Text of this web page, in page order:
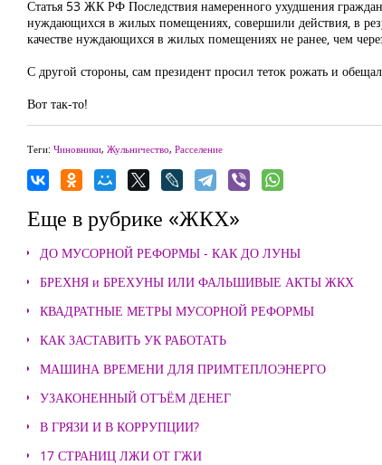
Статья 53 ЖК РФ Последствия намеренного ухудшения
нуждающихся в жилых помещениях, совершили действия, в
качестве нуждающихся в жилых помещениях не ранее, чем
С другой стороны, сам президент просил теток рожать и
Вот так-то!
Теги: Чиновники, Жульничество, Расселение
Еще в рубрике «ЖКХ»
ДО МУСОРНОЙ РЕФОРМЫ - КАК ДО ЛУНЫ
БРЕХНЯ и БРЕХУНЫ ИЛИ ФАЛЬШИВЫЕ АКТЫ ЖКХ
КВАДРАТНЫЕ МЕТРЫ МУСОРНОЙ РЕФОРМЫ
КАК ЗАСТАВИТЬ УК РАБОТАТЬ
МАШИНА ВРЕМЕНИ ДЛЯ ПРИМТЕПЛОЭНЕРГО
УЗАКОНЕННЫЙ ОТЪЁМ ДЕНЕГ
В ГРЯЗИ И В КОРРУПЦИИ?
17 СТРАНИЦ ЛЖИ ОТ ГЖИ